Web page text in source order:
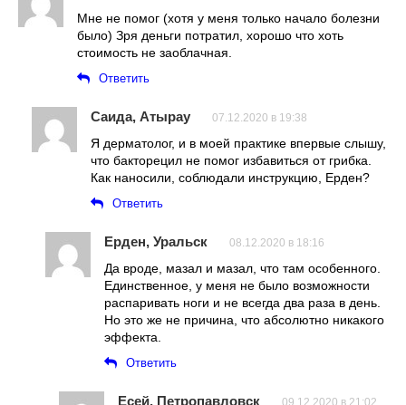
Мне не помог (хотя у меня только начало болезни
было) Зря деньги потратил, хорошо что хоть
стоимость не заоблачная.
Ответить
Саида, Атырау 07.12.2020 в 19:38
Я дерматолог, и в моей практике впервые слышу,
что бакторецил не помог избавиться от грибка.
Как наносили, соблюдали инструкцию, Ерден?
Ответить
Ерден, Уральск 08.12.2020 в 18:16
Да вроде, мазал и мазал, что там особенного.
Единственное, у меня не было возможности
распаривать ноги и не всегда два раза в день.
Но это же не причина, что абсолютно никакого
эффекта.
Ответить
Есей, Петропавловск 09.12.2020 в 21:02